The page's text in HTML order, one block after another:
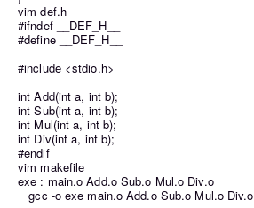
vim def.h
#ifndef __DEF_H__
#define __DEF_H__
#include <stdio.h>
int Add(int a, int b);
int Sub(int a, int b);
int Mul(int a, int b);
int Div(int a, int b);
#endif
vim makefile
exe : main.o Add.o Sub.o Mul.o Div.o
gcc -o exe main.o Add.o Sub.o Mul.o Div.o